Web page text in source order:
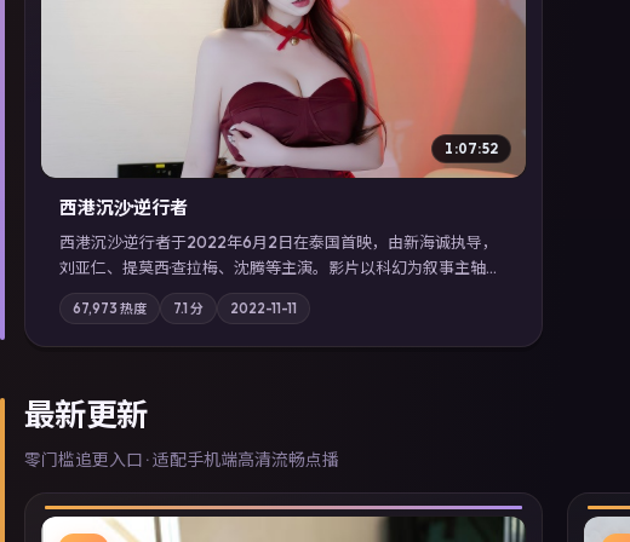
▶
1:07:52
西港沉沙·逆行者
西港沉沙·逆行者于2022年6月2日在泰国首映，由新海诚执导，
刘亚仁、提莫西·查拉梅、沈腾等主演。影片以科幻为叙事主轴，
失踪人口档案牵出跨国灰色产业链；摄影与配乐强化地域气质；
站内亦可通过「国产免费观看高清电视剧在线看」延展检索同类
型高分佳作，畅享高清在线追剧体验。
67,973 热度 7.1 分 2022-11-11
最新更新
零门槛追更入口 · 适配手机端高清流畅点播